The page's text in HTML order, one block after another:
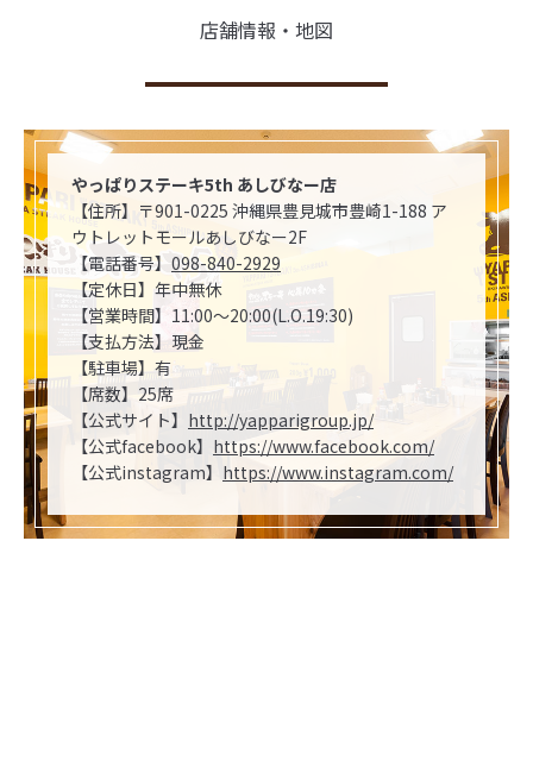
店舗情報・地図
やっぱりステーキ5th あしびなー店
【住所】〒901-0225 沖縄県豊見城市豊崎1-188 ア
ウトレットモールあしびなー2F
【電話番号】 098-840-2929
【定休日】年中無休
【営業時間】11:00～20:00(L.O.19:30)
【支払方法】現金
【駐車場】有
【席数】25席
【公式サイト】 http://yapparigroup.jp/
【公式facebook】 https://www.facebook.com/
【公式instagram】 https://www.instagram.com/